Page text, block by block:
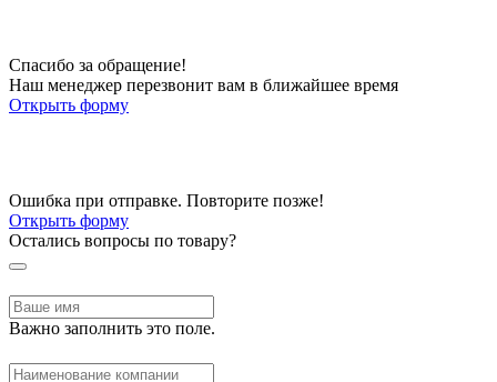
Спасибо за обращение!
Наш менеджер перезвонит вам в ближайшее время
Открыть форму
Ошибка при отправке. Повторите позже!
Открыть форму
Остались вопросы по товару?
Важно заполнить это поле.